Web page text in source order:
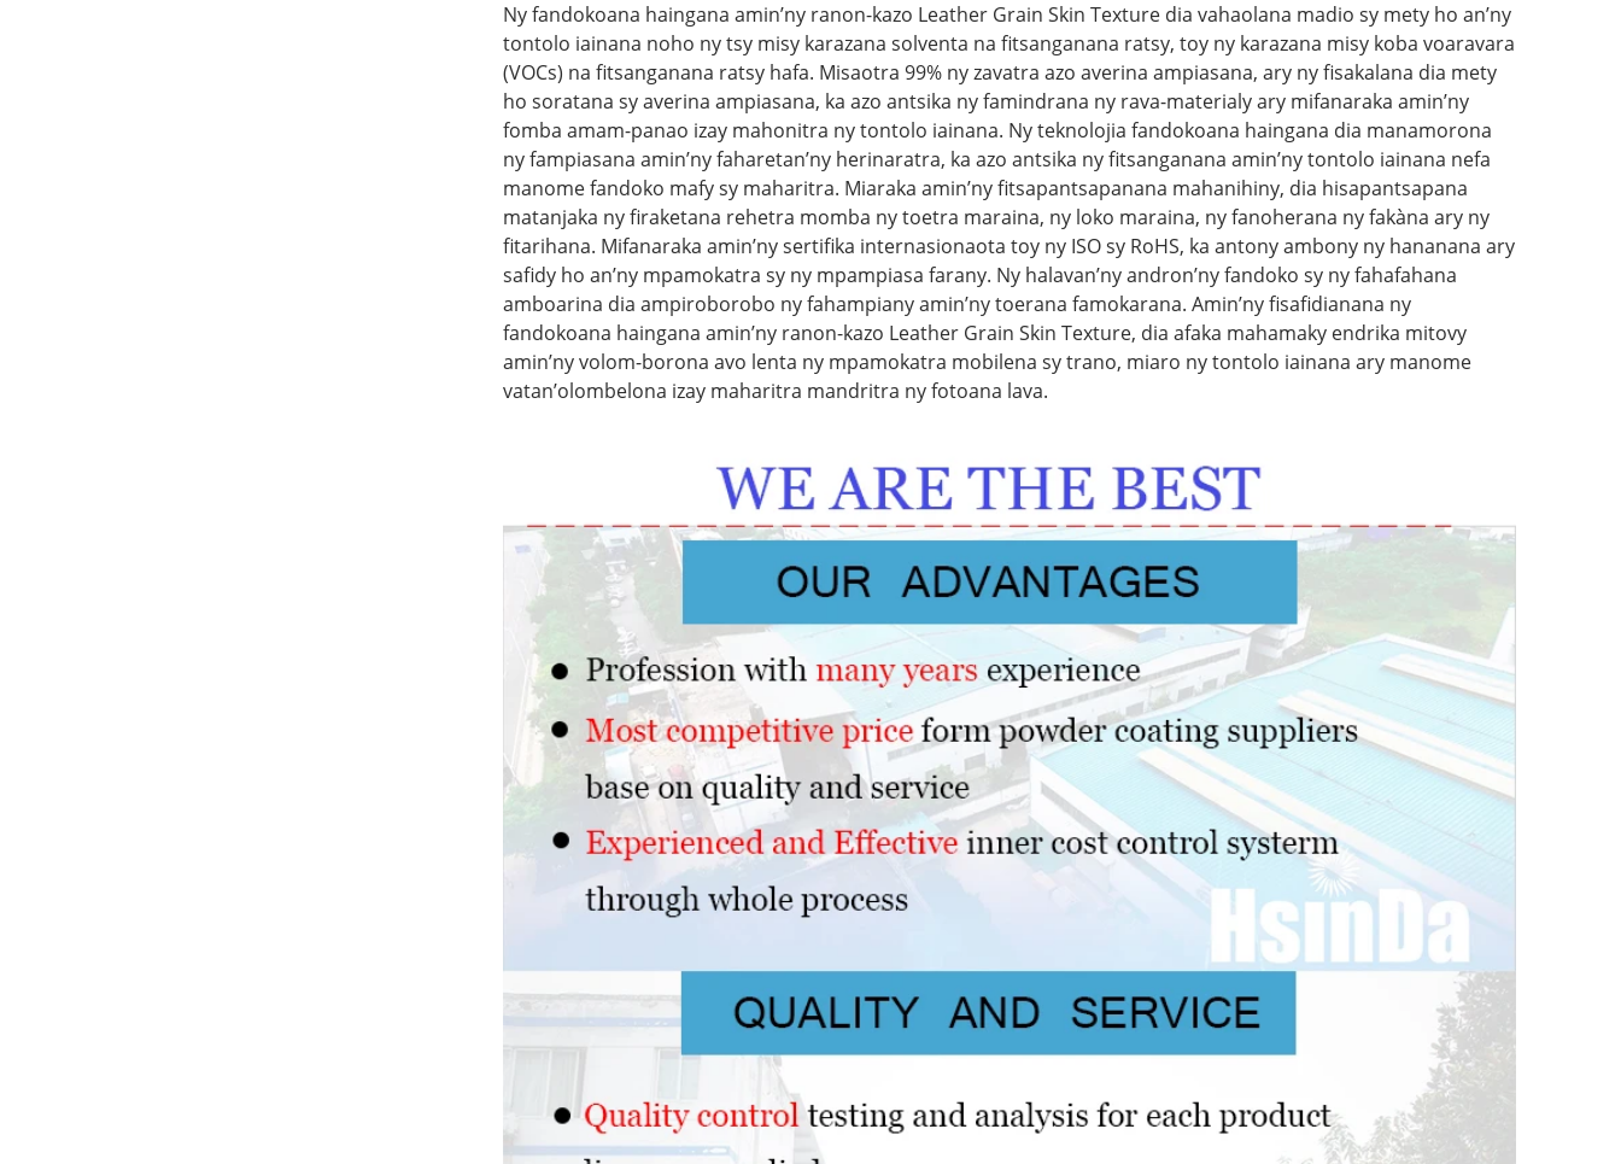
Ny fandokoana haingana amin’ny ranon-kazo Leather Grain Skin Texture dia vahaolana madio sy mety ho an’ny
tontolo iainana noho ny tsy misy karazana solventa na fitsanganana ratsy, toy ny karazana misy koba voaravara
(VOCs) na fitsanganana ratsy hafa. Misaotra 99% ny zavatra azo averina ampiasana, ary ny fisakalana dia mety
ho soratana sy averina ampiasana, ka azo antsika ny famindrana ny rava-materialy ary mifanaraka amin’ny
fomba amam-panao izay mahonitra ny tontolo iainana. Ny teknolojia fandokoana haingana dia manamorona
ny fampiasana amin’ny faharetan’ny herinaratra, ka azo antsika ny fitsanganana amin’ny tontolo iainana nefa
manome fandoko mafy sy maharitra. Miaraka amin’ny fitsapantsapanana mahanihiny, dia hisapantsapana
matanjaka ny firaketana rehetra momba ny toetra maraina, ny loko maraina, ny fanoherana ny fakàna ary ny
fitarihana. Mifanaraka amin’ny sertifika internasionaota toy ny ISO sy RoHS, ka antony ambony ny hananana ary
safidy ho an’ny mpamokatra sy ny mpampiasa farany. Ny halavan’ny andron’ny fandoko sy ny fahafahana
amboarina dia ampiroborobo ny fahampiany amin’ny toerana famokarana. Amin’ny fisafidianana ny
fandokoana haingana amin’ny ranon-kazo Leather Grain Skin Texture, dia afaka mahamaky endrika mitovy
amin’ny volom-borona avo lenta ny mpamokatra mobilena sy trano, miaro ny tontolo iainana ary manome
vatan’olombelona izay maharitra mandritra ny fotoana lava.